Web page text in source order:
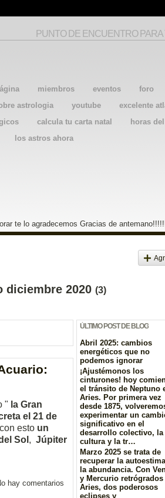
miembros eventos foro
astrologia youtube excelente
calcula tu carta natal horas
los astros ahora
PUNTO DE ENCUENTRO
te lo agradecemos Gracias de
diciembre 2020 (3)
" la Gran
el 21 de
esto un
Sol , Júpiter
hay comentarios
ÚLTIMO POST DE BLOG
Abril 2025: cambios
energéticos que no
podemos ignorar
¡Ajustémonos los
cinturones! hoy
el tránsito de Neptuno
Aries. Por primera vez
desde 1875,
experimentar un
significativo en el
desarrollo colectivo, la
cultura y la tr…
Marzo 2025 se trata de
recuperar la
la abundancia. Con
y Mercurio retrógrados
Aries, dos poderosos
eclipses y